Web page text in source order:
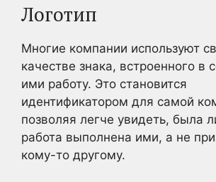
Логотип
Многие компании используют
качестве знака, встроенного в
ими работу. Это становится
идентификатором для самой
позволяя легче увидеть, была
работа выполнена ими, а не
кому-то другому.